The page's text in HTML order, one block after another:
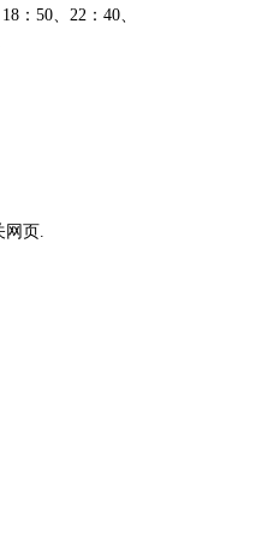
：50、22：40、
网页.